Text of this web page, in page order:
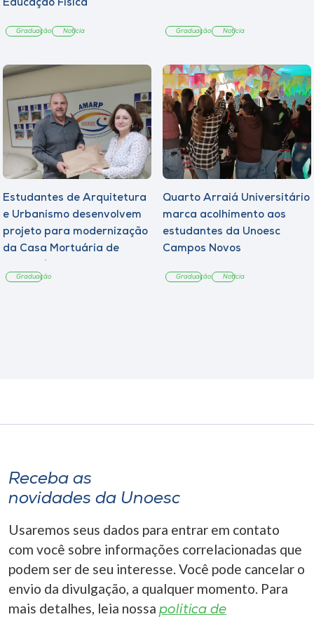
Educação Física
Graduação Notícia Graduação Notícia
Estudantes de Arquitetura
e Urbanismo desenvolvem
projeto para modernização
da Casa Mortuária de
Graduação
Quarto Arraiá Universitário
marca acolhimento aos
estudantes da Unoesc
Campos Novos
Graduação Notícia
Receba as
novidades da Unoesc
Usaremos seus dados para entrar em contato
com você sobre informações correlacionadas que
podem ser de seu interesse. Você pode cancelar o
envio da divulgação, a qualquer momento. Para
mais detalhes, leia nossa política de